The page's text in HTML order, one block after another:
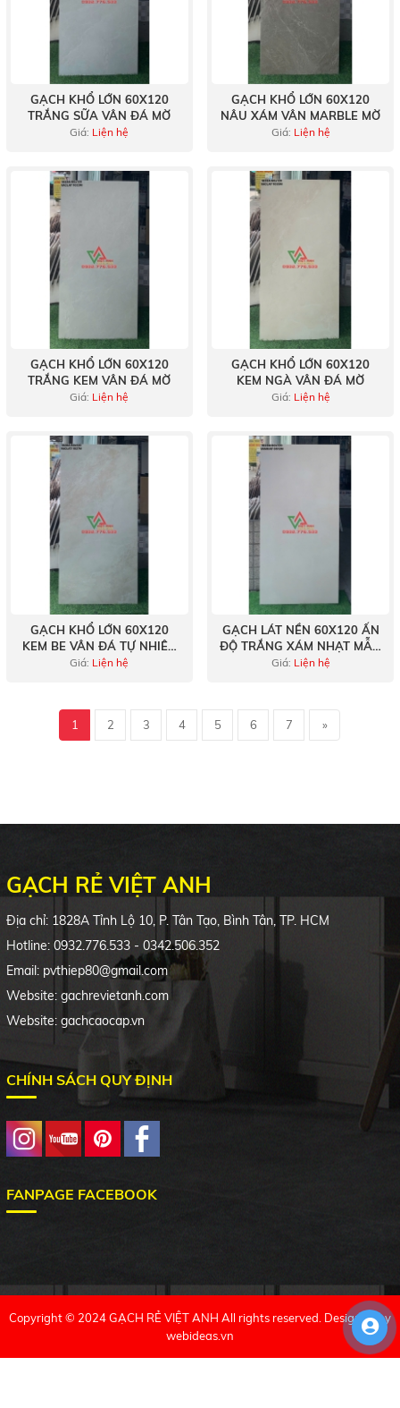
GẠCH KHỔ LỚN 60X120
TRẮNG SỮA VÂN ĐÁ MỜ
Giá: Liện hệ
GẠCH KHỔ LỚN 60X120
NÂU XÁM VÂN MARBLE MỜ
Giá: Liện hệ
GẠCH KHỔ LỚN 60X120
TRẮNG KEM VÂN ĐÁ MỜ
Giá: Liện hệ
GẠCH KHỔ LỚN 60X120
KEM NGÀ VÂN ĐÁ MỜ
Giá: Liện hệ
GẠCH KHỔ LỚN 60X120
KEM BE VÂN ĐÁ TỰ NHIÊN
MỜ
Giá: Liện hệ
GẠCH LÁT NỀN 60X120 ẤN
ĐỘ TRẮNG XÁM NHẠT MẪU
MỚI TẠI KHO VIỆT ANH
Giá: Liện hệ
1 2 3 4 5 6 7 »
GẠCH RẺ VIỆT ANH
Địa chỉ: 1828A Tỉnh Lộ 10, P. Tân Tạo, Bình Tân, TP. HCM
Hotline: 0932.776.533 - 0342.506.352
Email: pvthiep80@gmail.com
Website: gachrevietanh.com
Website: gachcaocap.vn
CHÍNH SÁCH QUY ĐỊNH
FANPAGE FACEBOOK
Copyright © 2024 GẠCH RẺ VIỆT ANH All rights reserved. Designed by
webideas.vn